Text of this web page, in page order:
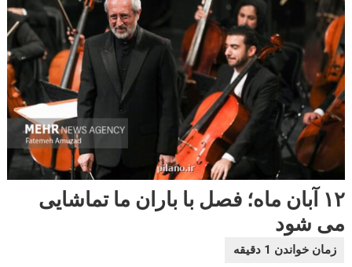
۱۲ آبان ماه؛ فصل با باران ما تماشایی
می شود